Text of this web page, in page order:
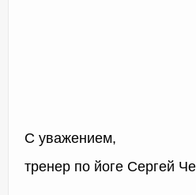
С уважением,
тренер по йоге Сергей